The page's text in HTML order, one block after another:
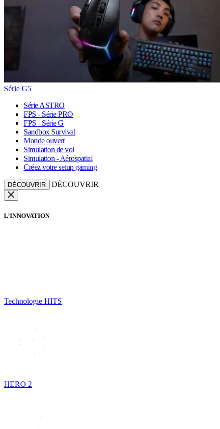
Série G5
Série ASTRO
FPS - Série PRO
FPS - Série G
Sandbox Survival
Monde ouvert
Simulation de vol
Simulation - Aérospatial
Créez votre setup gaming
DÉCOUVRIR DÉCOUVRIR
L’INNOVATION
Technologie HITS
HERO 2